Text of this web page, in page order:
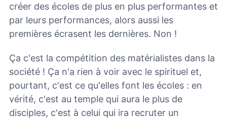
créer des écoles de plus en plus performantes et
par leurs performances, alors aussi les
premières écrasent les dernières. Non !
Ça c'est la compétition des matérialistes dans la
société ! Ça n'a rien à voir avec le spirituel et,
pourtant, c'est ce qu'elles font les écoles : en
vérité, c'est au temple qui aura le plus de
disciples, c'est à celui qui ira recruter un